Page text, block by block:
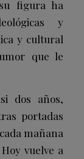
figura ha
y
y cultural
que le
dos años,
portadas
mañana
vuelve a